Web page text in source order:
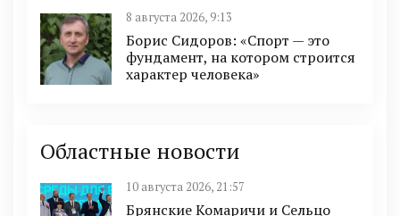
8 августа 2026, 9:13
Борис Сидоров: «Спорт — это
фундамент, на котором строится
характер человека»
Областные новости
10 августа 2026, 21:57
Брянские Комаричи и Сельцо